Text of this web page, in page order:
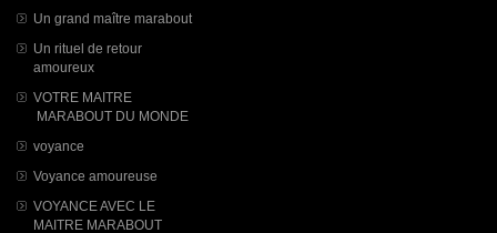
Un grand maître marabout
Un rituel de retour
amoureux
VOTRE MAITRE
MARABOUT DU MONDE
voyance
Voyance amoureuse
VOYANCE AVEC LE
MAITRE MARABOUT